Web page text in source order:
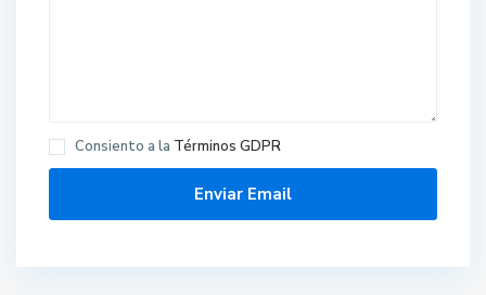
Consiento a la Términos GDPR